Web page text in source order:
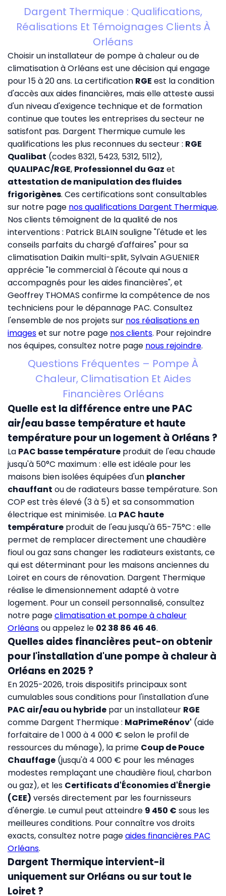
Dargent Thermique : Qualifications,
Réalisations Et Témoignages Clients À
Orléans
Choisir un installateur de pompe à chaleur ou de
climatisation à Orléans est une décision qui engage
pour 15 à 20 ans. La certification RGE est la condition
d'accès aux aides financières, mais elle atteste aussi
d'un niveau d'exigence technique et de formation
continue que toutes les entreprises du secteur ne
satisfont pas. Dargent Thermique cumule les
qualifications les plus reconnues du secteur : RGE
Qualibat (codes 8321, 5423, 5312, 5112),
QUALIPAC/RGE, Professionnel du Gaz et
attestation de manipulation des fluides
frigorigènes. Ces certifications sont consultables
sur notre page nos qualifications Dargent Thermique.
Nos clients témoignent de la qualité de nos
interventions : Patrick BLAIN souligne "l'étude et les
conseils parfaits du chargé d'affaires" pour sa
climatisation Daikin multi-split, Sylvain AGUENIER
apprécie "le commercial à l'écoute qui nous a
accompagnés pour les aides financières", et
Geoffrey THOMAS confirme la compétence de nos
techniciens pour le dépannage PAC. Consultez
l'ensemble de nos projets sur nos réalisations en
imageset sur notre page nos clients. Pour rejoindre
nos équipes, consultez notre page nous rejoindre.
Questions Fréquentes – Pompe À
Chaleur, Climatisation Et Aides
Financières Orléans
Quelle est la différence entre une PAC
air/eau basse température et haute
température pour un logement à Orléans ?
La PAC basse température produit de l'eau chaude
jusqu'à 50°C maximum : elle est idéale pour les
maisons bien isolées équipées d'un plancher
chauffant ou de radiateurs basse température. Son
COP est très élevé (3 à 5) et sa consommation
électrique est minimisée. La PAC haute
température produit de l'eau jusqu'à 65-75°C : elle
permet de remplacer directement une chaudière
fioul ou gaz sans changer les radiateurs existants, ce
qui est déterminant pour les maisons anciennes du
Loiret en cours de rénovation. Dargent Thermique
réalise le dimensionnement adapté à votre
logement. Pour un conseil personnalisé, consultez
notre pageclimatisation et pompe à chaleur
Orléansou appelez le 02 38 86 46 46.
Quelles aides financières peut-on obtenir
pour l'installation d'une pompe à chaleur à
Orléans en 2025 ?
En 2025-2026, trois dispositifs principaux sont
cumulables sous conditions pour l'installation d'une
PAC air/eau ou hybride par un installateur RGE
comme Dargent Thermique : MaPrimeRénov' (aide
forfaitaire de 1 000 à 4 000 € selon le profil de
ressources du ménage), la prime Coup de Pouce
Chauffage (jusqu'à 4 000 € pour les ménages
modestes remplaçant une chaudière fioul, charbon
ou gaz), et les Certificats d'Économies d'Énergie
(CEE) versés directement par les fournisseurs
d'énergie. Le cumul peut atteindre 9 450 € sous les
meilleures conditions. Pour connaître vos droits
exacts, consultez notre pageaides financières PAC
Orléans.
Dargent Thermique intervient-il
uniquement sur Orléans ou sur tout le
Loiret ?